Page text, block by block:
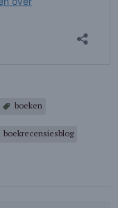
boeken
boekrecensiesblog